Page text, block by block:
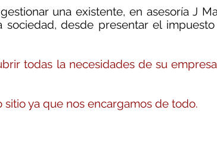
una existente, en asesoría J
desde presentar el
todas la necesidades de su
ya que nos encargamos de todo.